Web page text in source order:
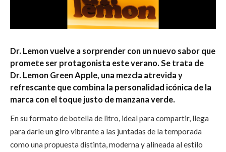
Dr. Lemon vuelve a sorprender con un nuevo sabor que
promete ser protagonista este verano. Se trata de
Dr. Lemon Green Apple, una mezcla atrevida y
refrescante que combina la personalidad icónica de la
marca con el toque justo de manzana verde.
En su formato de botella de litro, ideal para compartir, llega
para darle un giro vibrante a las juntadas de la temporada
como una propuesta distinta, moderna y alineada al estilo